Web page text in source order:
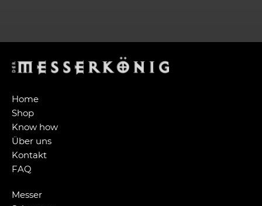
Home
Shop
Know how
Über uns
Kontakt
FAQ
Messer